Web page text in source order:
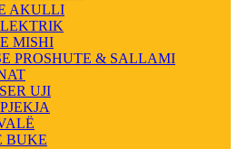
AKULLI
MISHI
PROSHUTE & SALLAMI
UJI
BUKE